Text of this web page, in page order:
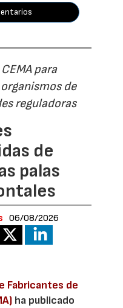
para
de
reguladoras
de
palas
06/08/2026
Fabricantes de
ha publicado